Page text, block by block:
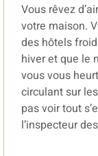
Vous rêvez
votre maison.
des hôtels
hiver et que le
vous vous
circulant sur
pas voir tout
l’inspecteur